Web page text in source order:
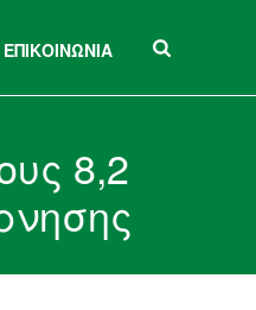
ΕΠΙΚΟΙΝΩΝΙΑ
8,2